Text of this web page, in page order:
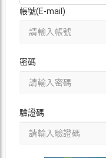
帳號(E-mail)
密碼
驗證碼